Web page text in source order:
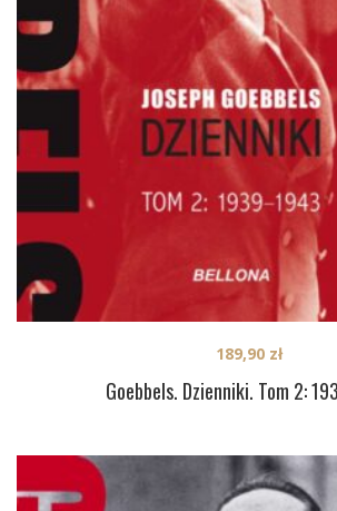
Goebbels. Dzienniki. Tom 2:
189,90 zł